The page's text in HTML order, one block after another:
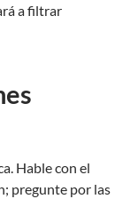
a filtrar
Hable con el
pregunte por las